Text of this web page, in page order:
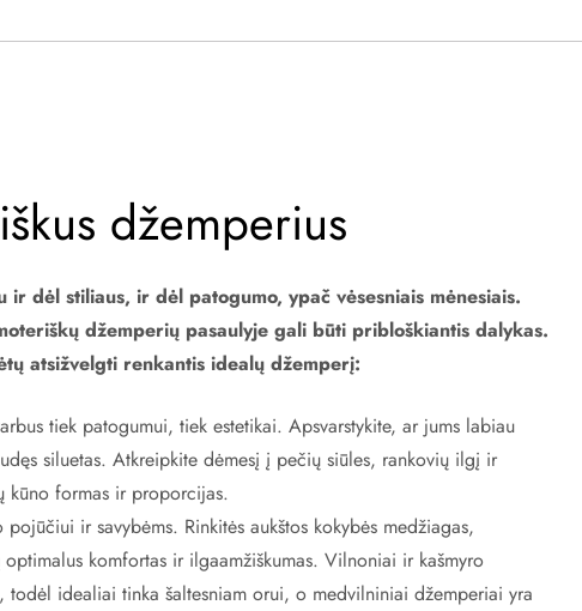
džemperius
dėl stiliaus, ir dėl patogumo, ypač vėsesniais mėnesiais.
džemperių pasaulyje gali būti pribloškiantis dalykas.
atsižvelgti renkantis idealų džemperį:
tiek patogumui, tiek estetikai. Apsvarstykite, ar jums labiau
siluetas. Atkreipkite dėmesį į pečių siūles, rankovių ilgį ir
kūno formas ir proporcijas.
ir savybėms. Rinkitės aukštos kokybės medžiagas,
komfortas ir ilgaamžiškumas. Vilnoniai ir kašmyro
idealiai tinka šaltesniam orui, o medvilniniai džemperiai yra